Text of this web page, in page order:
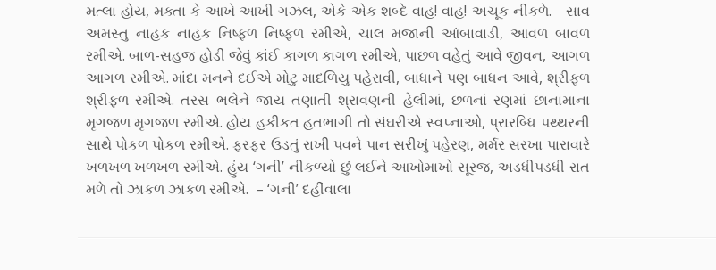
મત્લા હોય, મક્તા કે આખે આખી ગઝલ, એકે એક શબ્દે વાહ! વાહ! અચૂક નીકળે. સાવ
અમસ્તુ નાહક નાહક નિષ્ફળ નિષ્ફળ રમીએ, ચાલ મજાની આંબાવાડી, આવળ બાવળ
રમીએ. બાળ-સહજ હોડી જેવું કાંઈ કાગળ કાગળ રમીએ, પાછળ વહેતું આવે જીવન, આગળ
આગળ રમીએ. માંદા મનને દઈએ મોટુ માદળિયુ પહેરાવી, બાધાને પણ બાધન આવે, શ્રીફળ
શ્રીફળ રમીએ. તરસ ભલેને જાય તણાતી શ્રાવણની હેલીમાં, છળનાં રણમાં છાનામાના
મૃગજળ મૃગજળ રમીએ. હોય હકીકત હતભાગી તો સંઘરીએ સ્વપ્નાઓ, પ્રારબ્ધિ પથ્થરની
સાથે પોકળ પોકળ રમીએ. ફરફર ઉડતું રાખી પવને પાન સરીખું પહેરણ, મર્મર સરખા પારાવારે
ખળખળ ખળખળ રમીએ. હુંય ‘ગની’ નીકળ્યો છું લઈને આખોમાખો સૂરજ, અડધીપડધી રાત
મળે તો ઝાકળ ઝાકળ રમીએ. – ‘ગની’ દહીંવાલા